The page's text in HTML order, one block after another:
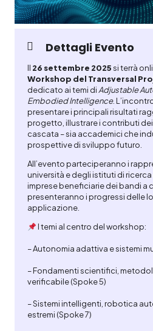
Dettagli Evento
Il 26 settembre 2025si terrà
Workshop del Transversal
dedicato ai temi diAdjustable
Embodied Intelligence.
presentare i principali risultati
progetto, illustrare i contributi
cascata – sia accademici che
prospettive di sviluppo futuro.
All’evento parteciperanno i
università e degli istituti di
imprese beneficiarie dei bandi a
presenteranno i progressi delle
applicazione.
I temi al centro del workshop:
– Autonomia adattiva e sistemi
– Fondamenti scientifici,
verificabile (Spoke 5)
– Sistemi intelligenti, robotica
estremi (Spoke 7)